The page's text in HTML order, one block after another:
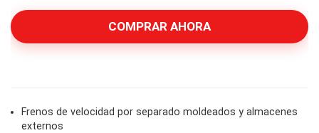
COMPRAR AHORA
Frenos de velocidad por separado moldeados y almacenes
externos